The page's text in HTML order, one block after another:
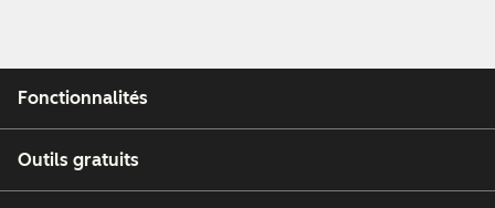
Fonctionnalités
Outils gratuits